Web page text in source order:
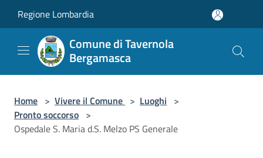
Regione Lombardia
Comune di Tavernola
Bergamasca
Home > Vivere il Comune > Luoghi >
Pronto soccorso >
Ospedale S. Maria d.S. Melzo PS Generale